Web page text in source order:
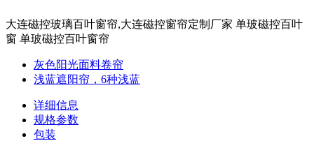
大连磁控玻璃百叶窗帘,大连磁控窗帘定制厂家 单玻磁控百叶
窗 单玻磁控百叶窗帘
灰色阳光面料卷帘
浅蓝遮阳帘，6种浅蓝
详细信息
规格参数
包装